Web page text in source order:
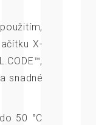
X-
snadné
50 °C